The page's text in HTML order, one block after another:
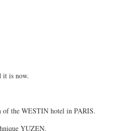
it is now.
of the WESTIN hotel in PARIS.
YUZEN.